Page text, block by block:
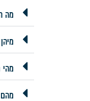
מה
מיהן
מהי
מהם